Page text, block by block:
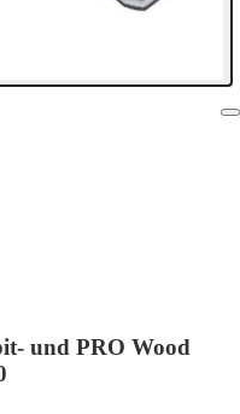
und PRO Wood